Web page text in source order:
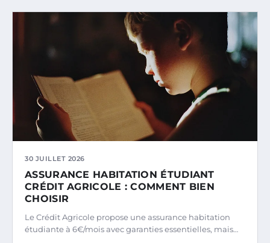
30 JUILLET 2026
ASSURANCE HABITATION ÉTUDIANT
CRÉDIT AGRICOLE : COMMENT BIEN
CHOISIR
Le Crédit Agricole propose une assurance habitation
étudiante à 6€/mois avec garanties essentielles, mais…